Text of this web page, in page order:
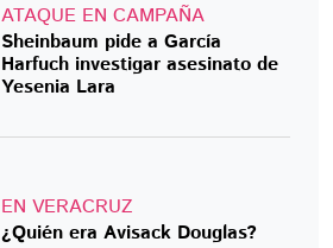
ATAQUE EN CAMPAÑA
Sheinbaum pide a García
Harfuch investigar asesinato de
Yesenia Lara
EN VERACRUZ
¿Quién era Avisack Douglas?